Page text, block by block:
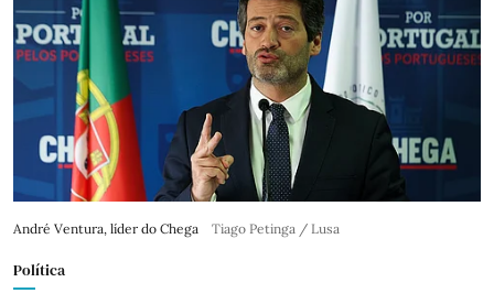
André Ventura, líder do Chega Tiago Petinga / Lusa
Política